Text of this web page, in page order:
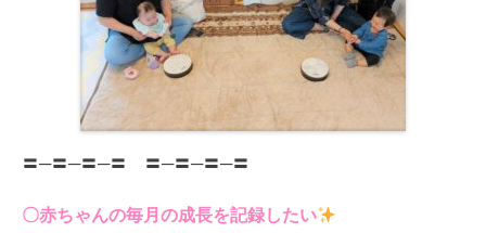
〓─〓─〓─〓 〓─〓─〓─〓
〇赤ちゃんの毎月の成長を記録したい